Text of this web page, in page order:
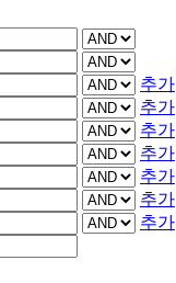
추가
추가
추가
추가
추가
추가
추가